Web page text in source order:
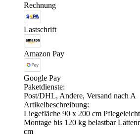
Rechnung
Lastschrift
Amazon Pay
Google Pay
Paketdienste:
Post/DHL, Andere, Versand nach A
Artikelbeschreibung:
Liegefläche 90 x 200 cm
Montage bis 120 kg belastbar
cm